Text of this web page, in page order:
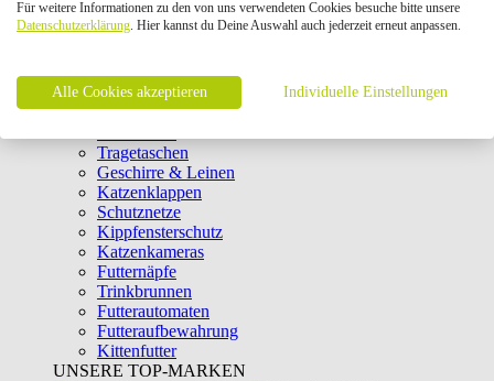
Intelligenzspielzeug
Laserpointer & Elektrospielzeug
Clicker & Target Sticks für Katzen
Weiteres Katzenspielzeug
Transportboxen
Tragetaschen
Geschirre & Leinen
Katzenklappen
Schutznetze
Kippfensterschutz
Katzenkameras
Futternäpfe
Trinkbrunnen
Futterautomaten
Futteraufbewahrung
Kittenfutter
UNSERE TOP-MARKEN
Für weitere Informationen zu den von uns verwendeten Cookies besuche bitte unsere
Datenschutzerklärung. Hier kannst du Deine Auswahl auch jederzeit erneut anpassen.
Alle Cookies akzeptieren Individuelle Einstellungen